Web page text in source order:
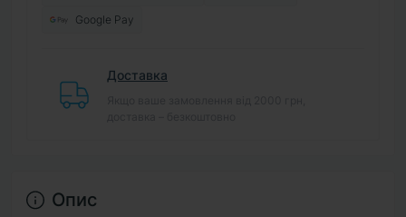
Google Pay
Доставка
Опис